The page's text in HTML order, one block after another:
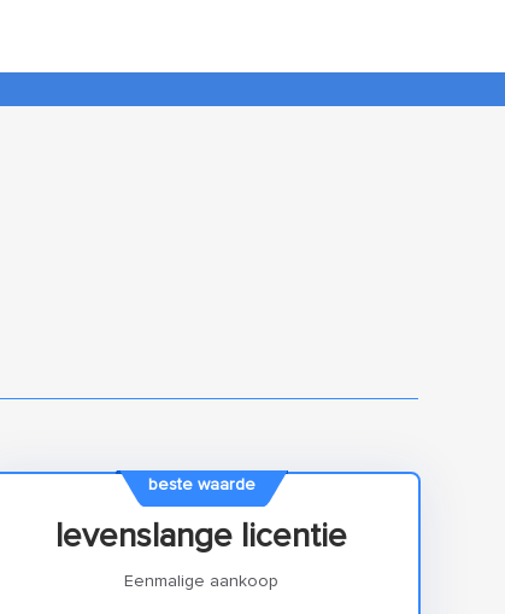
beste waarde
levenslange licentie
Eenmalige aankoop